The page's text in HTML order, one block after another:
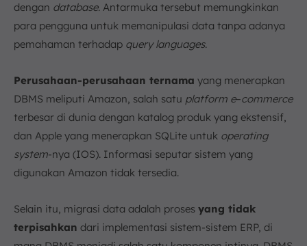
dengan database. Antarmuka tersebut memungkinkan
para pengguna untuk memanipulasi data tanpa adanya
pemahaman terhadap query languages.
Perusahaan-perusahaan ternama yang menerapkan
DBMS meliputi Amazon, salah satu platform e–commerce
terbesar di dunia dengan katalog produk yang ekstensif,
dan Apple yang menerapkan SQLite untuk operating
system-nya (IOS). Informasi seputar sistem yang
digunakan Amazon tidak tersedia.
Selain itu, migrasi data adalah proses yang tidak
terpisahkan dari implementasi sistem-sistem ERP, di